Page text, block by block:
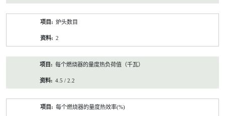
炉头数目
2
每个燃烧器的量度热负荷值（千瓦）
4.5 / 2.2
每个燃烧器的量度热效率(%)